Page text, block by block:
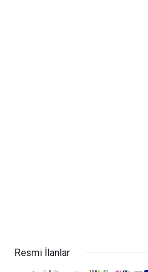
Resmi İlanlar